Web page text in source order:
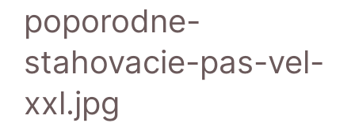
poporodne-
stahovacie-pas-vel-
xxl.jpg